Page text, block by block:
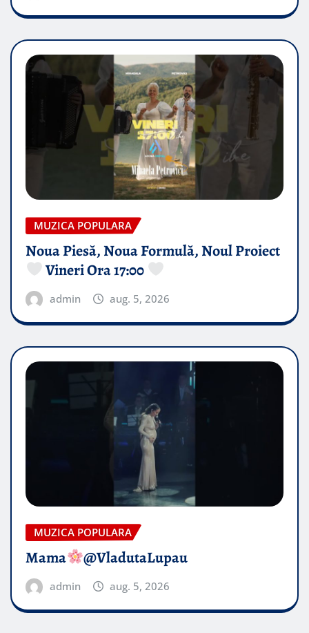
MUZICA POPULARA
Noua Piesă, Noua Formulă, Noul Proiect
Vineri Ora 17:00
admin aug. 5, 2026
MUZICA POPULARA
Mama @VladutaLupau
admin aug. 5, 2026